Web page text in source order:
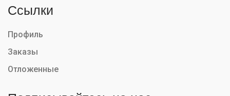
Ссылки
Профиль
Заказы
Отложенные